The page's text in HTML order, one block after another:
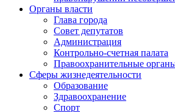
Органы власти
Глава города
Совет депутатов
Администрация
Контрольно-счетная палата
Правоохранительные
Сферы жизнедеятельности
Образование
Здравоохранение
Спорт